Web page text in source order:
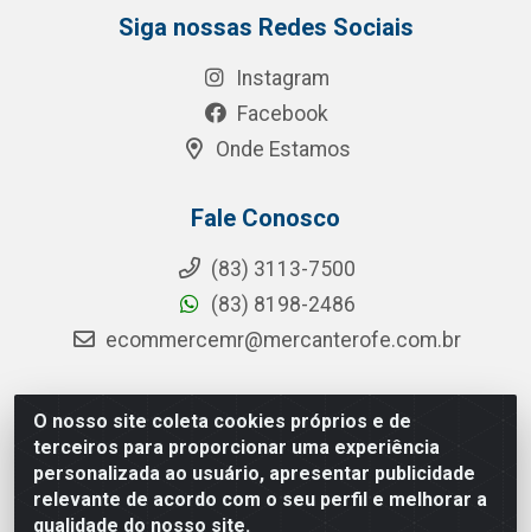
O nosso site coleta cookies próprios e de
terceiros para proporcionar uma experiência
personalizada ao usuário, apresentar publicidade
relevante de acordo com o seu perfil e melhorar a
qualidade do nosso site.
Siga nossas Redes Sociais
Instagram
Facebook
Onde Estamos
Fale Conosco
(83) 3113-7500
(83) 8198-2486
ecommercemr@mercanterofe.com.br
MR Distribuidora - Rua Hortêncio Ribeiro de Luna, 3777 -
Distrito Industrial, João Pessoa/PB - CEP 58081-400 -
CNPJ 35.428.312/0001-85